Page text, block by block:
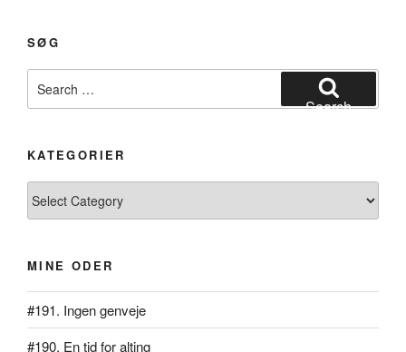
SØG
for:
Search
KATEGORIER
MINE ODER
#191. Ingen genveje
#190. En tid for alting